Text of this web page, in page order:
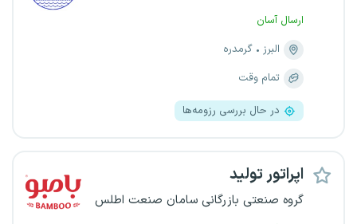
ارسال آسان
البرز
گرمدره
تمام وقت
در حال بررسی رزومه‌ها
اپراتور تولید
گروه صنعتی بازرگانی سامان صنعت اطلس